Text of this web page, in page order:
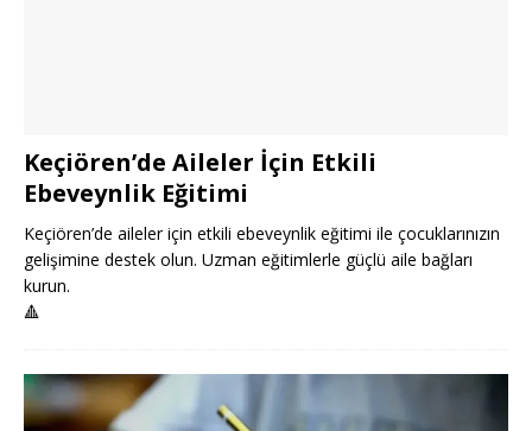
Keçiören’de Aileler İçin Etkili
Ebeveynlik Eğitimi
Keçiören’de aileler için etkili ebeveynlik eğitimi ile çocuklarınızın
gelişimine destek olun. Uzman eğitimlerle güçlü aile bağları
kurun.
🔺